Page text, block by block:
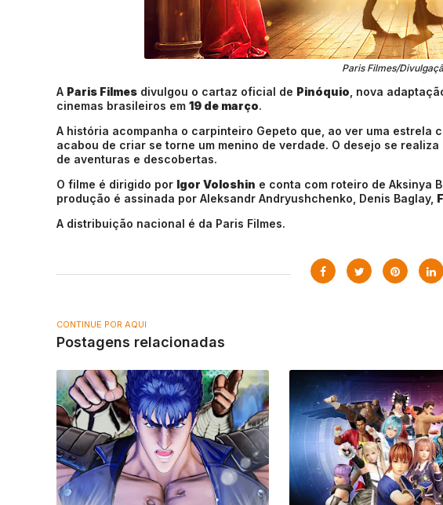
Paris Filmes/
A Paris Filmes divulgou o cartaz oficial de Pinóquio , nova
cinemas brasileiros em 19 de março.
A história acompanha o carpinteiro Gepeto que, ao ver uma estrela
acabou de criar se torne um menino de verdade. O desejo se
de aventuras e descobertas.
O filme é dirigido por Igor Voloshin e conta com roteiro de Aksinya
produção é assinada por Aleksandr Andryushchenko, Denis Baglay,
A distribuição nacional é da Paris Filmes.
CONTINUE POR AQUI
Postagens relacionadas